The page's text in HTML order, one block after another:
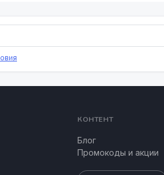
КОНТЕНТ
Блог
Промокоды и акции